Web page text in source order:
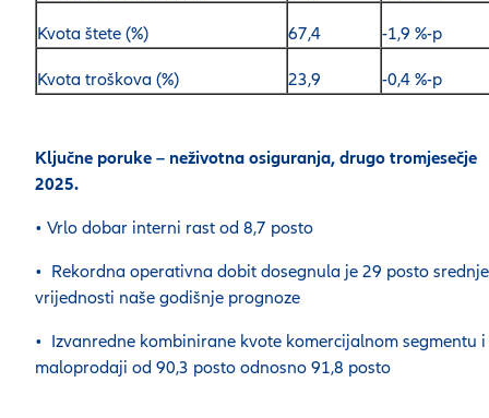
Kvota štete (%) 67,4 -1,9 %-p
Kvota troškova (%) 23,9 -0,4 %-p
Ključne poruke – neživotna osiguranja, drugo tromjesečje
2025.
• Vrlo dobar interni rast od 8,7 posto
• Rekordna operativna dobit dosegnula je 29 posto srednje
vrijednosti naše godišnje prognoze
• Izvanredne kombinirane kvote komercijalnom segmentu i
maloprodaji od 90,3 posto odnosno 91,8 posto